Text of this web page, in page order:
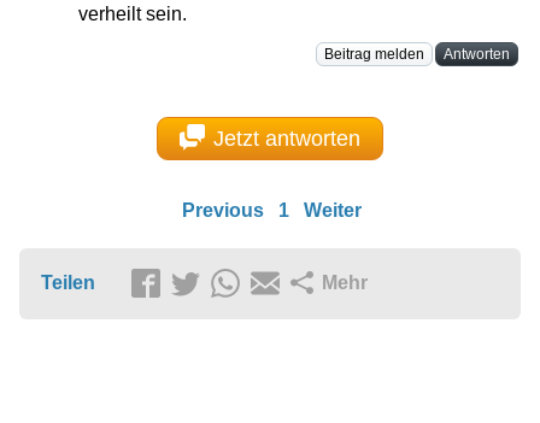
verheilt sein.
Beitrag melden Antworten
Jetzt antworten
Previous 1 Weiter
Teilen Mehr